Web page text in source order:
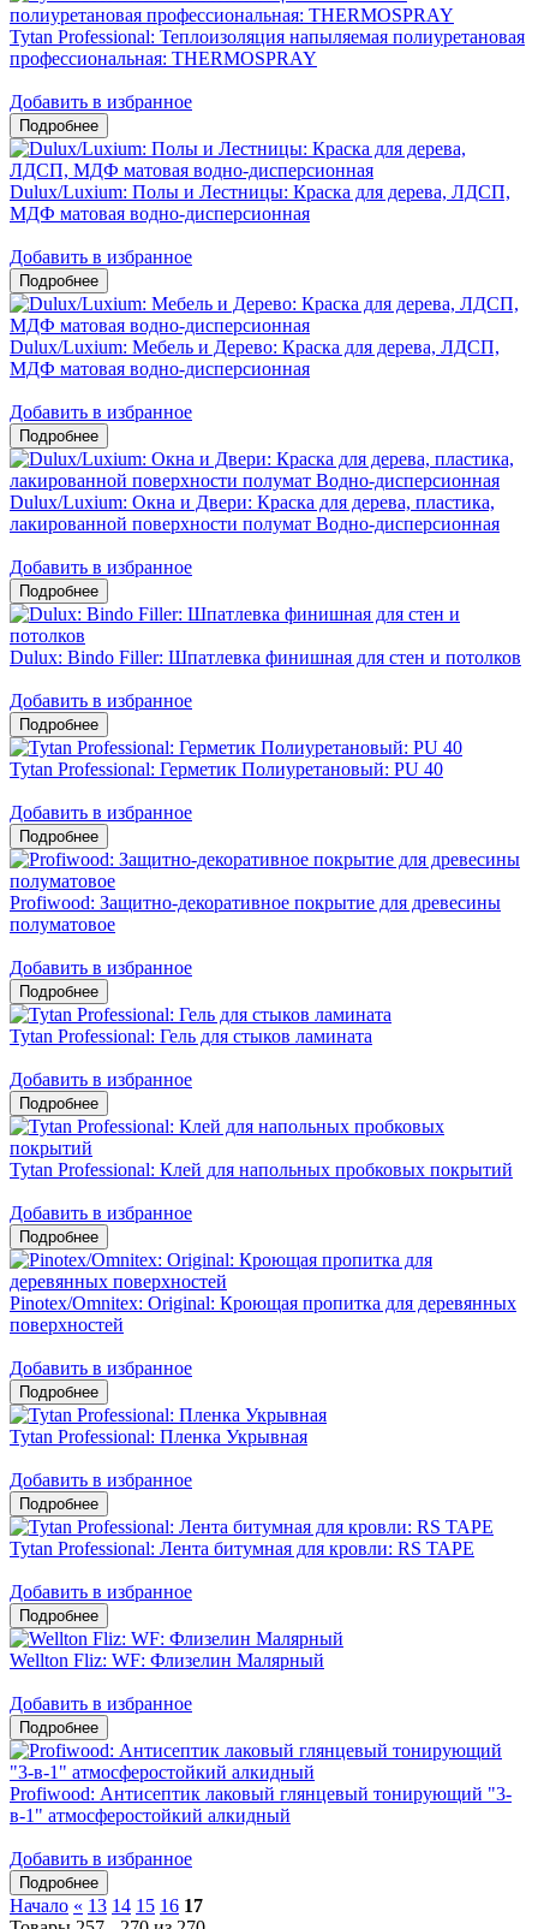
Tytan Professional: Теплоизоляция напыляемая полиуретановая
профессиональная: THERMOSPRAY
Добавить в избранное
Dulux/Luxium: Полы и Лестницы: Краска для дерева, ЛДСП,
МДФ матовая водно-дисперсионная
Добавить в избранное
Dulux/Luxium: Мебель и Дерево: Краска для дерева, ЛДСП,
МДФ матовая водно-дисперсионная
Добавить в избранное
Dulux/Luxium: Окна и Двери: Краска для дерева, пластика,
лакированной поверхности полумат Водно-дисперсионная
Добавить в избранное
Dulux: Bindo Filler: Шпатлевка финишная для стен и потолков
Добавить в избранное
Tytan Professional: Герметик Полиуретановый: PU 40
Добавить в избранное
Profiwood: Защитно-декоративное покрытие для древесины
полуматовое
Добавить в избранное
Tytan Professional: Гель для стыков ламината
Добавить в избранное
Tytan Professional: Клей для напольных пробковых покрытий
Добавить в избранное
Pinotex/Omnitex: Original: Кроющая пропитка для деревянных
поверхностей
Добавить в избранное
Tytan Professional: Пленка Укрывная
Добавить в избранное
Tytan Professional: Лента битумная для кровли: RS TAPE
Добавить в избранное
Wellton Fliz: WF: Флизелин Малярный
Добавить в избранное
Profiwood: Антисептик лаковый глянцевый тонирующий "3-
в-1" атмосферостойкий алкидный
Добавить в избранное
Начало « 13 14 15 16 17